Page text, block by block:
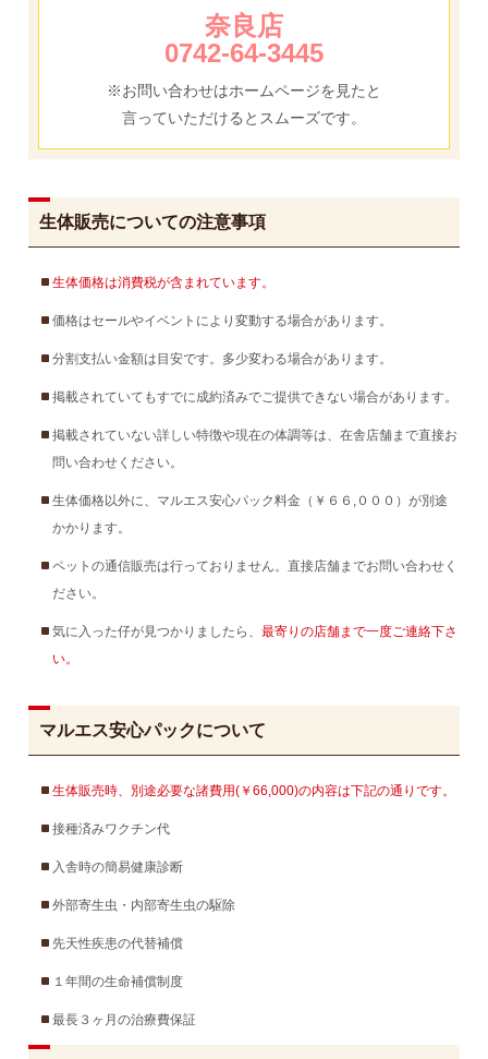
奈良店
0742-64-3445
※お問い合わせはホームページを見たと
言っていただけるとスムーズです。
生体販売についての注意事項
生体価格は消費税が含まれています。
価格はセールやイベントにより変動する場合があります。
分割支払い金額は目安です。多少変わる場合があります。
掲載されていてもすでに成約済みでご提供できない場合があります。
掲載されていない詳しい特徴や現在の体調等は、在舎店舗まで直接お
問い合わせください。
生体価格以外に、マルエス安心パック料金（￥６６,０００）が別途
かかります。
ペットの通信販売は行っておりません。直接店舗までお問い合わせく
ださい。
気に入った仔が見つかりましたら、 最寄りの店舗まで一度ご連絡下さ
い。
マルエス安心パックについて
生体販売時、別途必要な諸費用(￥66,000)の内容は下記の通りです。
接種済みワクチン代
入舎時の簡易健康診断
外部寄生虫・内部寄生虫の駆除
先天性疾患の代替補償
１年間の生命補償制度
最長３ヶ月の治療費保証